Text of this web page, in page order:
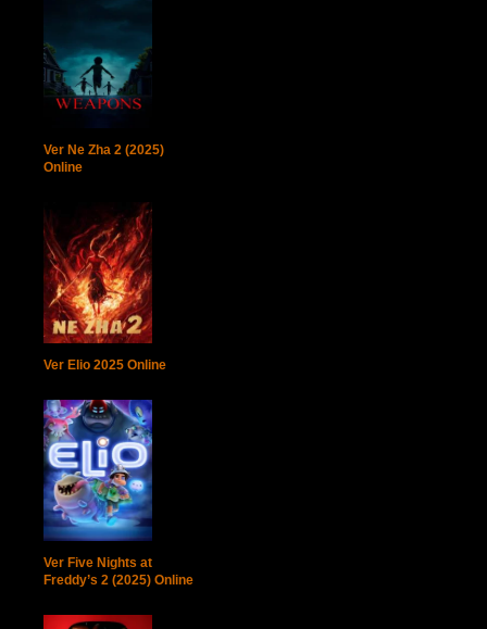
Ver Ne Zha 2 (2025)
Online
Ver Elio 2025 Online
Ver Five Nights at
Freddy’s 2 (2025) Online